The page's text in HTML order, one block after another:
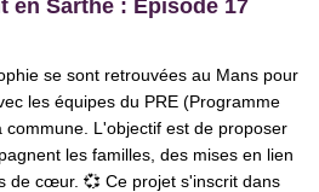
en Sarthe : Episode 17
se sont retrouvées au Mans pour
les équipes du PRE (Programme
commune. L'objectif est de proposer
les familles, des mises en lien
de cœur. 💞 Ce projet s'inscrit dans